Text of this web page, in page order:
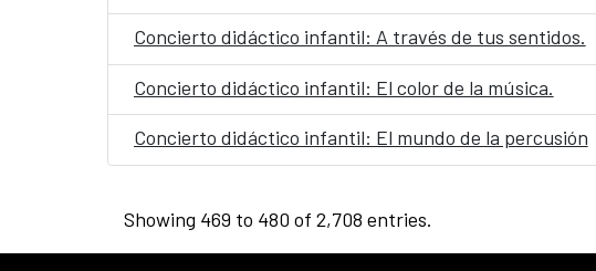
Concierto didáctico infantil: A través de tus sentidos.
Concierto didáctico infantil: El color de la música.
Concierto didáctico infantil: El mundo de la percusión
Showing 469 to 480 of 2,708 entries.